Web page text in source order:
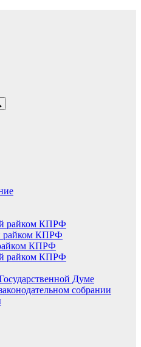
райком КПРФ
райком КПРФ
КПРФ
райком КПРФ
Думе
собрании